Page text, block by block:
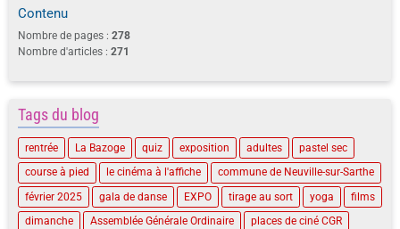
Contenu
Nombre de pages : 278
Nombre d'articles : 271
Tags du blog
rentrée La Bazoge quiz exposition adultes
pastel sec
course à pied
le cinéma à l'affiche
commune de Neuville-sur-Sarthe
février 2025
gala de danse EXPO tirage au sort yoga
films
dimanche
Assemblée Générale Ordinaire
places de ciné CGR